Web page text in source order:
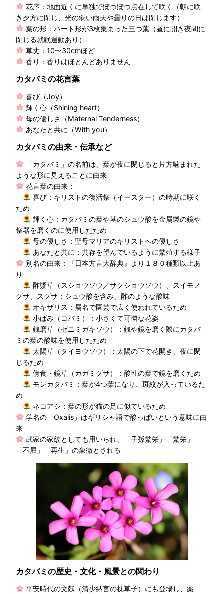
花序：地面近くに単独でぽつぽつ点在して咲く（朝に咲
き夕方に閉じ、光の弱い雨天や曇りの日は閉じます）
葉の形：ハート形が3枚集まった三つ葉（昼に開き夜間に
閉じる就眠運動あり）
草丈：10〜30cmほど
香り：香りはほとんどありません
カタバミの花言葉
喜び（Joy）
輝く心（Shining heart）
母の優しさ（Maternal Tenderness）
あなたと共に（With you）
カタバミの由来・伝承など
「カタバミ」の名前は、葉が夜に閉じると片方噛まれた
ような形に見えることに由来
花言葉の由来：
喜び：キリストの復活祭（イースター）の時期に咲く
ため
輝く心：カタバミの葉や茎のシュウ酸を金属製の鏡や
祭器を磨くのに使用したため
母の優しさ：聖母マリアのキリストへの優しさ
あなたと共に：共存を望んでいるように繁殖する様子
別名の由来：『日本方言大辞典』より１８０種類以上あ
り
酢漿草（スショウソウ／サクショウソウ）、スイモノ
グサ、スグサ：シュウ酸を含み、酢のような酸味
オキザリス：属名で園芸で広く使われているため
小ばみ（コバミ）：小さくて可憐な花姿
銭磨草（ゼニミガキソウ）：銭や鏡を磨く際にカタバ
ミの葉の酸味を使用したため
太陽草（タイヨウソウ）：太陽の下で花開き、夜に閉
じるため
傍食・鏡草（カガミグサ）：酸性の葉で鏡を磨くため
モンカタバミ：葉が4つ葉になり、斑紋が入っているた
め
ネコアシ：葉の形が猫の足に似ているため
学名の「Oxalis」はギリシャ語で酸っぱいという意味に由
来
武家の家紋としても用いられ、「子孫繁栄」「繁栄」
「不屈」「再生」の象徴とされる
カタバミの歴史・文化・風景との関わり
平安時代の文献（清少納言の枕草子）にも登場し、薬